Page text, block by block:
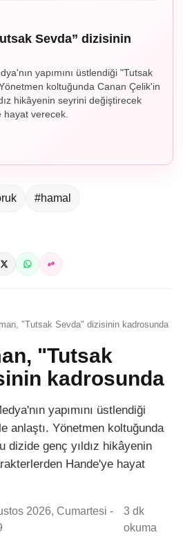
Sevda” dizisinin
yapımını üstlendiği "Tutsak
koltuğunda Canan Çelik'in
hikâyenin seyrini değiştirecek
hayat verecek.
#hamal
"Tutsak Sevda" dizisinin kadrosunda
"Tutsak
kadrosunda
yapımını üstlendiği
anlaştı. Yönetmen koltuğunda
dizide genç yıldız hikâyenin
Hande'ye hayat
2026, Cumartesi -
3 dk
okuma